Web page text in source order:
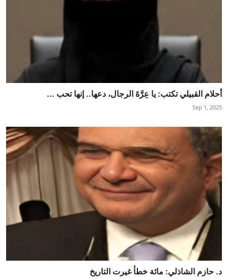
أحلام القبيلي تكتب: يا عِرَّةَ الرجال، دعها.. إنها تحب ...
Sep 1, 2025
د. حازم الشاذلي: مائة خطأ غيرت التاريخ